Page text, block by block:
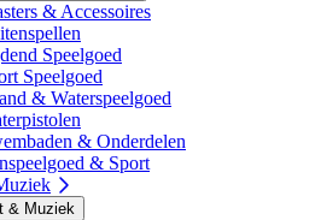
& Accessoires
Speelgoed
Speelgoed
& Waterspeelgoed
& Onderdelen
& Sport
& Muziek